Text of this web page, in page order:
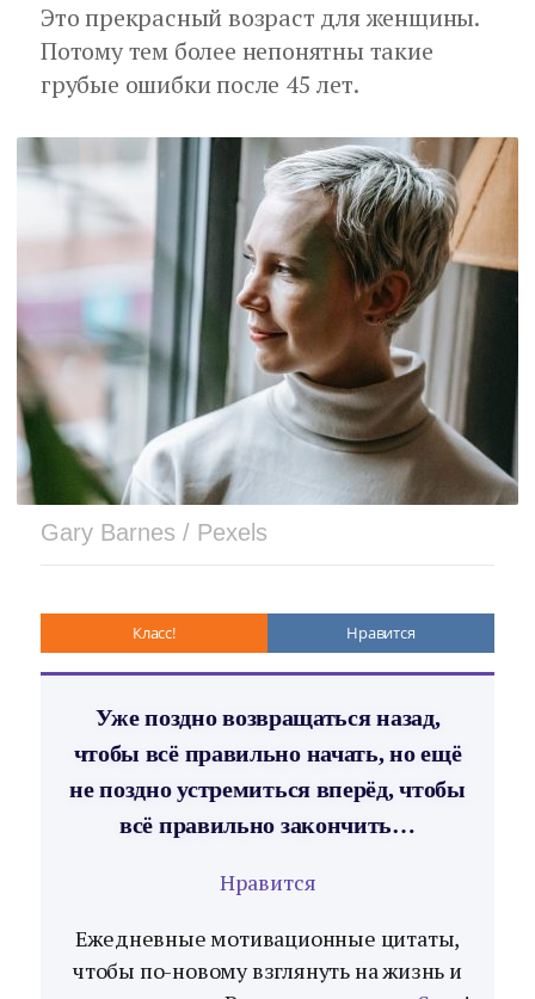
Это прекрасный возраст для женщины.
Потому тем более непонятны такие
грубые ошибки после 45 лет.
Gary Barnes / Pexels
Класс! Нравится
Уже поздно возвращаться назад,
чтобы всё правильно начать, но ещё
не поздно устремиться вперёд, чтобы
всё правильно закончить…
Нравится
Ежедневные мотивационные цитаты,
чтобы по-новому взглянуть на жизнь и